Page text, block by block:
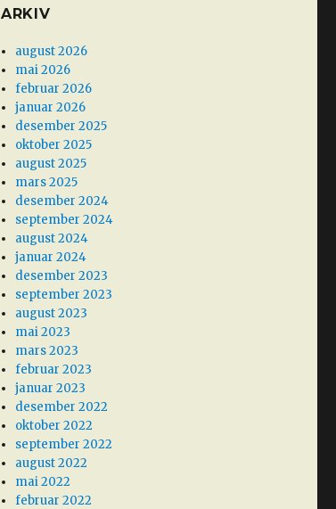
ARKIV
august 2026
mai 2026
februar 2026
januar 2026
desember 2025
oktober 2025
august 2025
mars 2025
desember 2024
september 2024
august 2024
januar 2024
desember 2023
september 2023
august 2023
mai 2023
mars 2023
februar 2023
januar 2023
desember 2022
oktober 2022
september 2022
august 2022
mai 2022
februar 2022